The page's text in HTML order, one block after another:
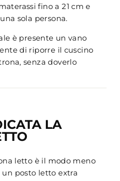
fino a 21 cm e
sola persona.
è presente un vano
di riporre il cuscino
senza doverlo
LA
letto è il modo meno
posto letto extra